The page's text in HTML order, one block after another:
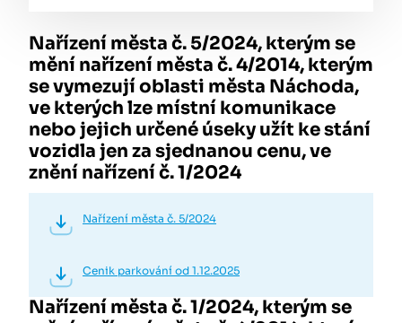
Nařízení města č. 5/2024, kterým se
mění nařízení města č. 4/2014, kterým
se vymezují oblasti města Náchoda,
ve kterých lze místní komunikace
nebo jejich určené úseky užít ke stání
vozidla jen za sjednanou cenu, ve
znění nařízení č. 1/2024
Nařízení města č. 5/2024
Cenik parkování od 1.12.2025
Nařízení města č. 1/2024, kterým se